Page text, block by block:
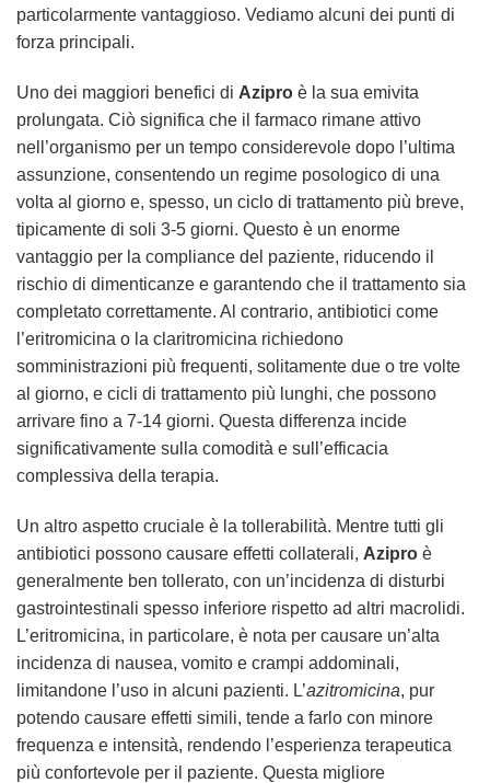
particolarmente vantaggioso. Vediamo alcuni dei punti di
forza principali.
Uno dei maggiori benefici di Azipro è la sua emivita
prolungata. Ciò significa che il farmaco rimane attivo
nell’organismo per un tempo considerevole dopo l’ultima
assunzione, consentendo un regime posologico di una
volta al giorno e, spesso, un ciclo di trattamento più breve,
tipicamente di soli 3-5 giorni. Questo è un enorme
vantaggio per la compliance del paziente, riducendo il
rischio di dimenticanze e garantendo che il trattamento sia
completato correttamente. Al contrario, antibiotici come
l’eritromicina o la claritromicina richiedono
somministrazioni più frequenti, solitamente due o tre volte
al giorno, e cicli di trattamento più lunghi, che possono
arrivare fino a 7-14 giorni. Questa differenza incide
significativamente sulla comodità e sull’efficacia
complessiva della terapia.
Un altro aspetto cruciale è la tollerabilità. Mentre tutti gli
antibiotici possono causare effetti collaterali, Azipro è
generalmente ben tollerato, con un’incidenza di disturbi
gastrointestinali spesso inferiore rispetto ad altri macrolidi.
L’eritromicina, in particolare, è nota per causare un’alta
incidenza di nausea, vomito e crampi addominali,
limitandone l’uso in alcuni pazienti. L’azitromicina, pur
potendo causare effetti simili, tende a farlo con minore
frequenza e intensità, rendendo l’esperienza terapeutica
più confortevole per il paziente. Questa migliore